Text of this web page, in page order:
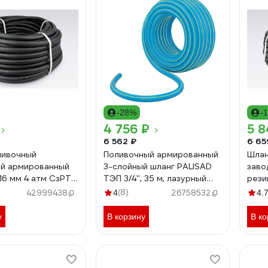
армированный
мм 4 атм СзРТ
16-0,4-В 10м
42999438
-28%
4 756 ₽
6 562 ₽
Поливочный армированный
3-слойный шланг PALISAD
ТЭП 3/4'', 35 м, лазурный
PALISAD 67109
4(8) 26758532
В корзину
-
5
6
д.4.7
В